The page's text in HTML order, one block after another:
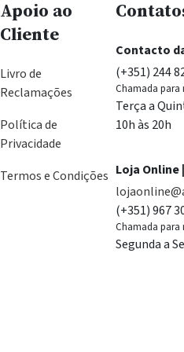
Apoio ao
Cliente
Livro de
Reclamações
Política de
Privacidade
Termos e Condições
Contacto
(+351) 244
Chamada para
Terça a
10h às 20h
Loja Online
(+351) 967
Chamada para
Segunda a